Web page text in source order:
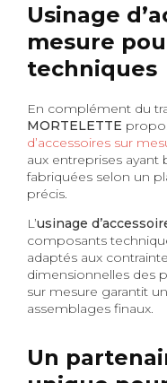
Usinage
mesure
techniques
En complément du
MORTELETTE
d’accessoires sur
aux entreprises ayant
fabriquées selon un
précis.
L’usinage
composants
adaptés aux
dimensionnelles des
sur mesure garantit
assemblages finaux.
Un